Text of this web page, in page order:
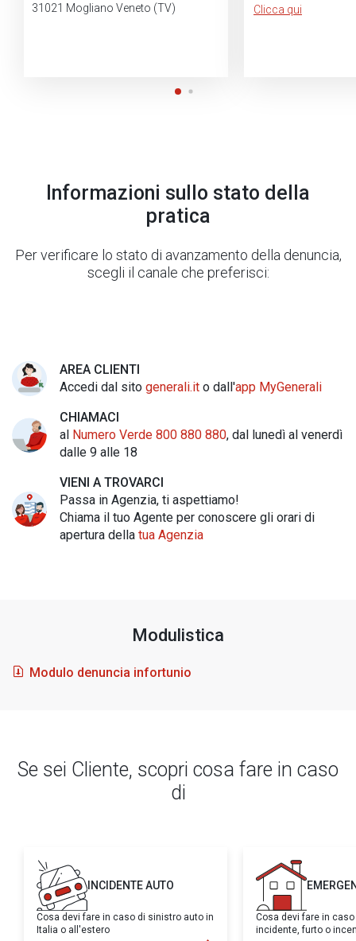
31021 Mogliano Veneto (TV)
Clicca qui
Informazioni sullo stato della
pratica
Per verificare lo stato di avanzamento della denuncia,
scegli il canale che preferisci:
AREA CLIENTI
Accedi dal sito generali.it o dall'app MyGenerali
CHIAMACI
al Numero Verde 800 880 880, dal lunedì al venerdì
dalle 9 alle 18
VIENI A TROVARCI
Passa in Agenzia, ti aspettiamo!
Chiama il tuo Agente per conoscere gli orari di
apertura della tua Agenzia
Modulistica
Modulo denuncia infortunio
Se sei Cliente, scopri cosa fare in caso
di
INCIDENTE AUTO
Cosa devi fare in caso di sinistro auto in
Italia o all'estero
Cosa devi fare in
incidente, furto o